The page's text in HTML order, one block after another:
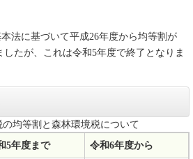
法に基づいて平成26年度から均等割が
したが、これは令和5年度で終了となりま
均等割と森林環境税について
5年度まで 令和6年度から